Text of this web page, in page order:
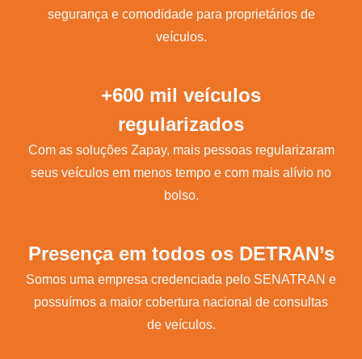
segurança e comodidade para proprietários de
veículos.
+600 mil veículos
regularizados
Com as soluções Zapay, mais pessoas regularizaram
seus veículos em menos tempo e com mais alívio no
bolso.
Presença em todos os DETRAN’s
Somos uma empresa credenciada pelo SENATRAN e
possuímos a maior cobertura nacional de consultas
de veículos.